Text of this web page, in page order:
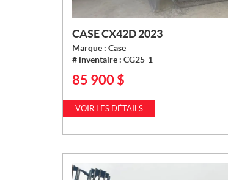
CASE CX42D 2023
Marque : Case
# inventaire : CG25-1
P
X
85 900 $
VOIR LES DÉTAILS